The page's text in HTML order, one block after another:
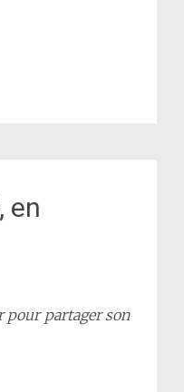
en
pour partager son